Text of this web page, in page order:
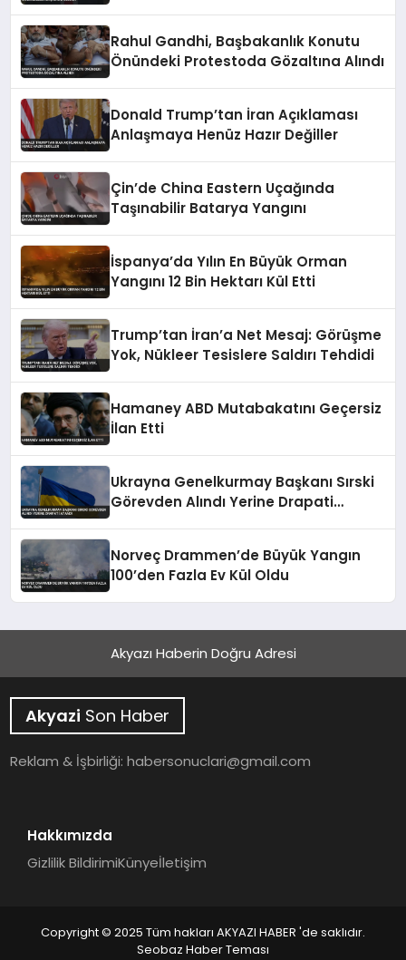
Rahul Gandhi, Başbakanlık Konutu
Önündeki Protestoda Gözaltına Alındı
Donald Trump’tan İran Açıklaması
Anlaşmaya Henüz Hazır Değiller
Çin’de China Eastern Uçağında
Taşınabilir Batarya Yangını
İspanya’da Yılın En Büyük Orman
Yangını 12 Bin Hektarı Kül Etti
Trump’tan İran’a Net Mesaj: Görüşme
Yok, Nükleer Tesislere Saldırı Tehdidi
Hamaney ABD Mutabakatını Geçersiz
İlan Etti
Ukrayna Genelkurmay Başkanı Sırski
Görevden Alındı Yerine Drapati
Norveç Drammen’de Büyük Yangın
100’den Fazla Ev Kül Oldu
Akyazı Haberin Doğru Adresi
Akyazi Son Haber
Reklam & İşbirliği:habersonuclari@gmail.com
Hakkımızda
Gizlilik BildirimiKünyeİletişim
Copyright © 2025 Tüm hakları AKYAZI HABER 'de saklıdır.
Seobaz Haber Teması